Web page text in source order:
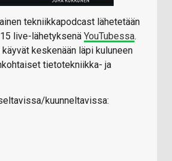
tekniikkapodcast lähetetään
live-lähetyksenä YouTubessa.
keskenään läpi kuluneen
tietotekniikka- ja
kuunneltavissa: